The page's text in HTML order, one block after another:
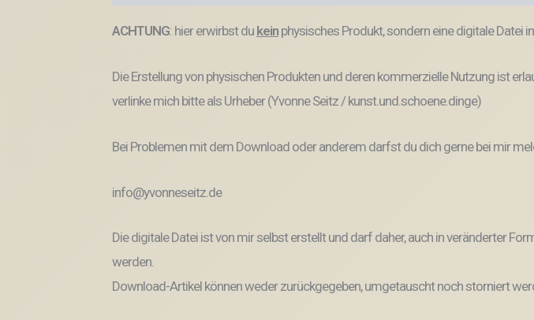
ACHTUNG: hier erwirbst du kein physisches Produkt, sondern eine digitale Datei
Die Erstellung von physischen Produkten und deren kommerzielle Nutzung ist
verlinke mich bitte als Urheber (Yvonne Seitz / kunst.und.schoene.dinge)
Bei Problemen mit dem Download oder anderem darfst du dich gerne bei mir
info@yvonneseitz.de
Die digitale Datei ist von mir selbst erstellt und darf daher, auch in veränderter
werden.
Download-Artikel können weder zurückgegeben, umgetauscht noch storniert